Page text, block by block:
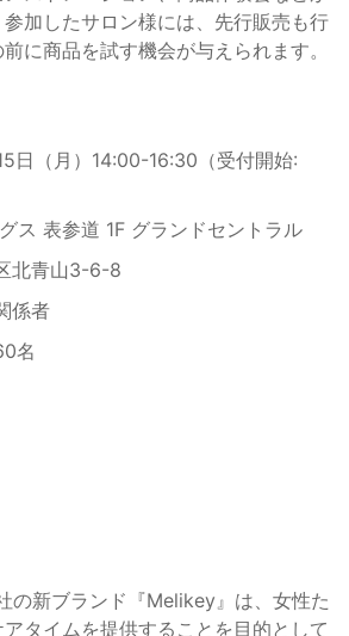
加したサロン様には、先行販売も行
に商品を試す機会が与えられます。
日（月）14:00-16:30（受付開始:
ス 表参道 1F グランドセントラル
北青山3-6-8
係者
名
の新ブランド『Melikey』は、女性た
タイムを提供することを目的として